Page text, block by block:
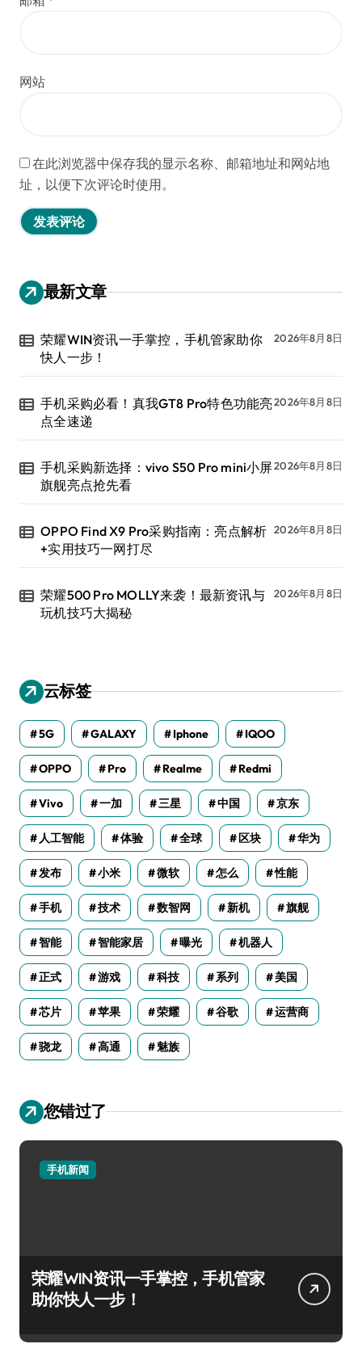
网站
在此浏览器中保存我的显示名称、邮箱地址和网站地
址，以便下次评论时使用。
最新文章
荣耀WIN资讯一手掌控，手机管家助你
快人一步！
2026年8月8日
手机采购必看！真我GT8 Pro特色功能亮
点全速递
2026年8月8日
手机采购新选择：vivo S50 Pro mini小屏
旗舰亮点抢先看
2026年8月8日
OPPO Find X9 Pro采购指南：亮点解析
+实用技巧一网打尽
2026年8月8日
荣耀500 Pro MOLLY来袭！最新资讯与
玩机技巧大揭秘
2026年8月8日
云标签
5G GALAXY Iphone IQOO
OPPO Pro Realme Redmi
Vivo 一加 三星 中国 京东
人工智能 体验 全球 区块 华为
发布 小米 微软 怎么 性能
手机 技术 数智网 新机 旗舰
智能 智能家居 曝光 机器人
正式 游戏 科技 系列 美国
芯片 苹果 荣耀 谷歌 运营商
骁龙 高通 魅族
您错过了
手机新闻
荣耀WIN资讯一手掌控，手机管家
助你快人一步！